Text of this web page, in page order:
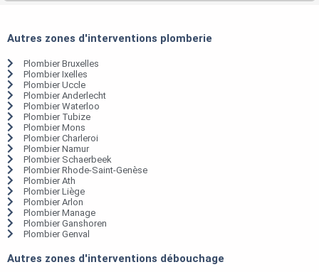
Autres zones d'interventions plomberie
Plombier Bruxelles
Plombier Ixelles
Plombier Uccle
Plombier Anderlecht
Plombier Waterloo
Plombier Tubize
Plombier Mons
Plombier Charleroi
Plombier Namur
Plombier Schaerbeek
Plombier Rhode-Saint-Genèse
Plombier Ath
Plombier Liège
Plombier Arlon
Plombier Manage
Plombier Ganshoren
Plombier Genval
Autres zones d'interventions débouchage